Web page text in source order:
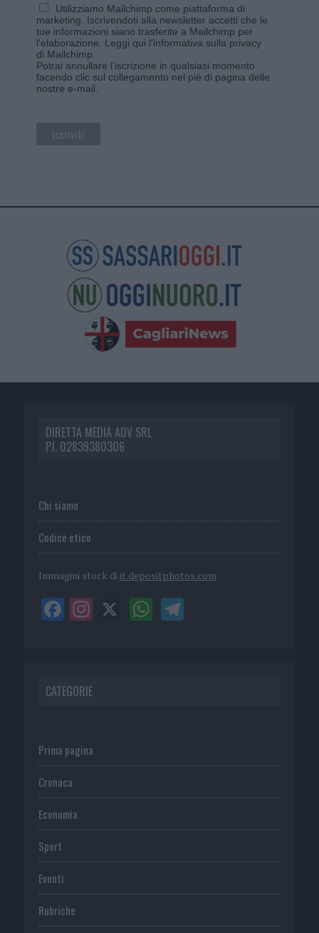
Utilizziamo Mailchimp come piattaforma di
marketing. Iscrivendoti alla newsletter accetti che le
tue informazioni siano trasferite a Mailchimp per
l'elaborazione. Leggi qui l'informativa sulla privacy
di Mailchimp
Potrai annullare l'iscrizione in qualsiasi momento
facendo clic sul collegamento nel piè di pagina delle
nostre e-mail.
DIRETTA MEDIA ADV SRL
P.I. 02839380306
Chi siamo
Codice etico
Immagini stock di it.depositphotos.com
CATEGORIE
Prima pagina
Cronaca
Economia
Sport
Eventi
Rubriche